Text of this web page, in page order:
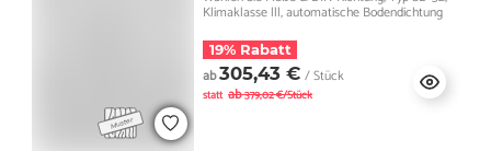
Klimaklasse lll, automatische Bodendichtung
19% Rabatt
ab305,43 € / Stück
statt ab379,02 €/Stück